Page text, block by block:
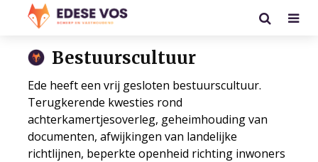
Bestuurscultuur
Ede heeft een vrij gesloten bestuurscultuur.
Terugkerende kwesties rond
achterkamertjesoverleg, geheimhouding van
documenten, afwijkingen van landelijke
richtlijnen, beperkte openheid richting inwoners